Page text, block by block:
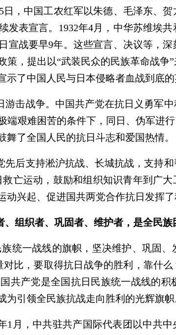
，中国工农红军以朱德、毛泽东、
发表宣言。1932年4月，中华苏维埃
宣战要早9年。这些宣言、决议等，
，提出以“武装民众的民族革命战争
了中国人民与日本侵略者血战到底
击战争。中国共产党在抗日义勇军
端艰难困苦的条件下，同日、伪军进
了全国人民的抗日斗志和爱国热情。
后支持淞沪抗战、长城抗战，支持
亡运动，鼓励和组织知识青年到广
兴起、促进国共两党合作抗日发挥了
组织者、巩固者、维护者，是全民
统一战线的旗帜，坚决维护、巩固
比，要取得抗日战争的胜利，靠什
共产党是全国抗日民族统一战线的
引领全民族抗战走向胜利的光辉旗帜
1月，中共驻共产国际代表团以中共